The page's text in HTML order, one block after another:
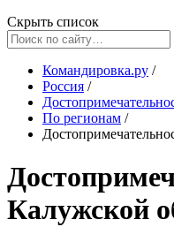
Скрыть список
Командировка.ру /
Россия /
По регионам /
Калужской